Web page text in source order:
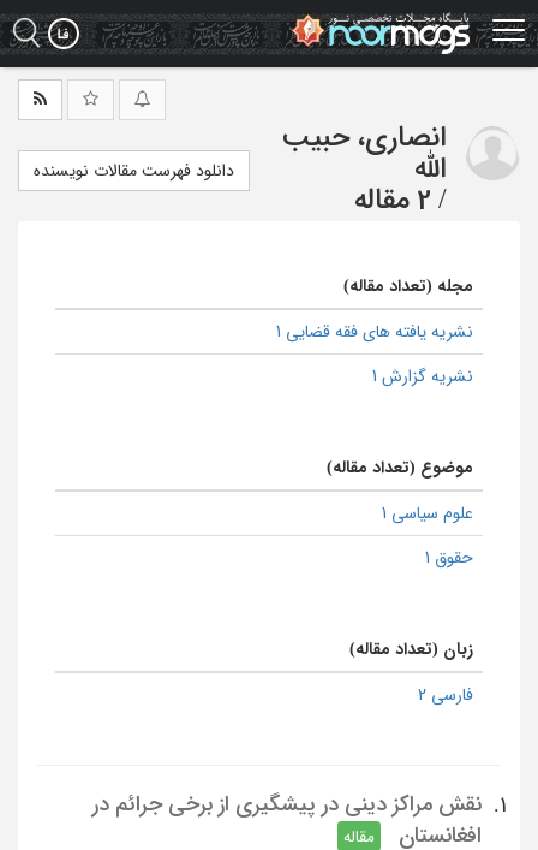
Skip
to
main
انصاری، حبیب
الله
/ 2 مقاله
دانلود فهرست مقالات نویسنده
مجله (تعداد مقاله)
نشریه یافته های فقه قضایی 1
نشریه گزارش 1
موضوع (تعداد مقاله)
علوم سیاسی 1
حقوق 1
زبان (تعداد مقاله)
فارسی 2
1.
نقش مراکز دینی در پیشگیری از برخی جرائم در
افغانستان
مقاله